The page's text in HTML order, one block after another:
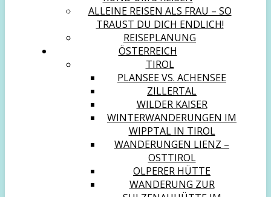
ALLEINE REISEN ALS FRAU – SO
TRAUST DU DICH ENDLICH!
REISEPLANUNG
ÖSTERREICH
TIROL
PLANSEE VS. ACHENSEE
ZILLERTAL
WILDER KAISER
WINTERWANDERUNGEN IM
WIPPTAL IN TIROL
WANDERUNGEN LIENZ –
OSTTIROL
OLPERER HÜTTE
WANDERUNG ZUR